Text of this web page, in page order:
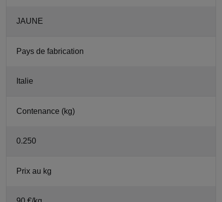
JAUNE
Pays de fabrication
Italie
Contenance (kg)
0.250
Prix au kg